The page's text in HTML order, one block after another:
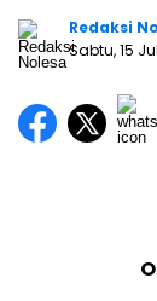
Redaksi
Sabtu, 15